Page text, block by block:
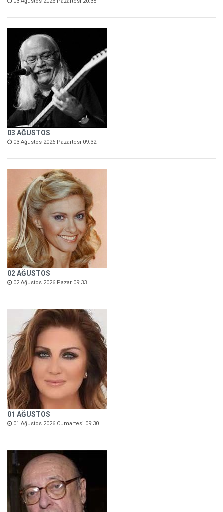
03 AĞUSTOS
03 Ağustos 2026 Pazartesi 09:32
02 AĞUSTOS
02 Ağustos 2026 Pazar 09:33
01 AĞUSTOS
01 Ağustos 2026 Cumartesi 09:30